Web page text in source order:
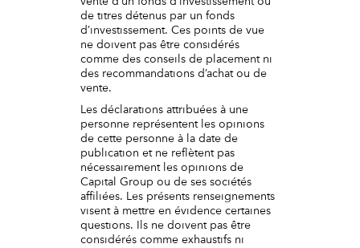
de titres détenus par un fonds
d’investissement. Ces points de vue
ne doivent pas être considérés
comme des conseils de placement ni
des recommandations d’achat ou de
vente.
Les déclarations attribuées à une
personne représentent les opinions
de cette personne à la date de
publication et ne reflètent pas
nécessairement les opinions de
Capital Group ou de ses sociétés
affiliées. Les présents renseignements
visent à mettre en évidence certaines
questions. Ils ne doivent pas être
considérés comme exhaustifs ni